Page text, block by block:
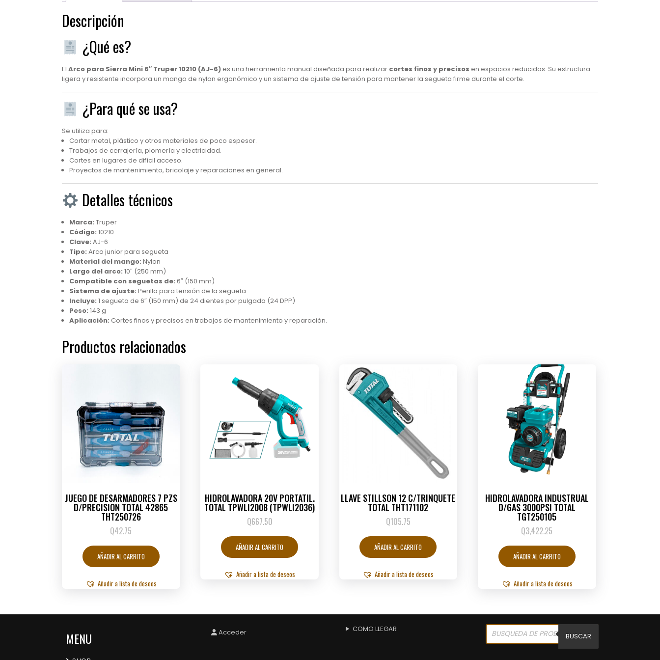
Descripción
¿Qué es?
El Arco para Sierra Mini 6″ Truper 10210 (AJ-6) es una herramienta manual diseñada para realizar cortes finos y precisos en espacios reducidos. Su estructura
ligera y resistente incorpora un mango de nylon ergonómico y un sistema de ajuste de tensión para mantener la segueta firme durante el corte.
¿Para qué se usa?
Se utiliza para:
Cortar metal, plástico y otros materiales de poco espesor.
Trabajos de cerrajería, plomería y electricidad.
Cortes en lugares de difícil acceso.
Proyectos de mantenimiento, bricolaje y reparaciones en general.
Detalles técnicos
Marca: Truper
Código: 10210
Clave: AJ-6
Tipo: Arco junior para segueta
Material del mango: Nylon
Largo del arco: 10″ (250 mm)
Compatible con seguetas de: 6″ (150 mm)
Sistema de ajuste: Perilla para tensión de la segueta
Incluye: 1 segueta de 6″ (150 mm) de 24 dientes por pulgada (24 DPP)
Peso: 143 g
Aplicación: Cortes finos y precisos en trabajos de mantenimiento y reparación.
Productos relacionados
JUEGO DE DESARMADORES 7 PZS
D/PRECISION TOTAL 42865
THT250726
Q42.75
AÑADIR AL CARRITO
Añadir a lista de deseos
HIDROLAVADORA 20V PORTATIL.
TOTAL TPWLI2008 (TPWLI2036)
Q667.50
AÑADIR AL CARRITO
Añadir a lista de deseos
LLAVE STILLSON 12 C/TRINQUETE
TOTAL THT171102
Q105.75
AÑADIR AL CARRITO
Añadir a lista de deseos
HIDROLAVADORA INDUSTRUAL
D/GAS 3000PSI TOTAL
TGT250105
Q3,422.25
AÑADIR AL CARRITO
Añadir a lista de deseos
MENU Acceder COMO LLEGAR Products
search BUSCAR